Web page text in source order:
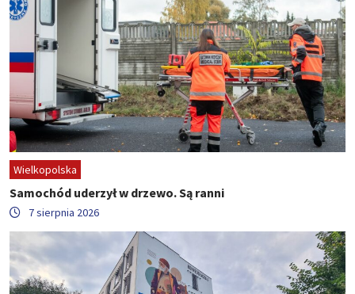
Wielkopolska
Samochód uderzył w drzewo. Są ranni
7 sierpnia 2026